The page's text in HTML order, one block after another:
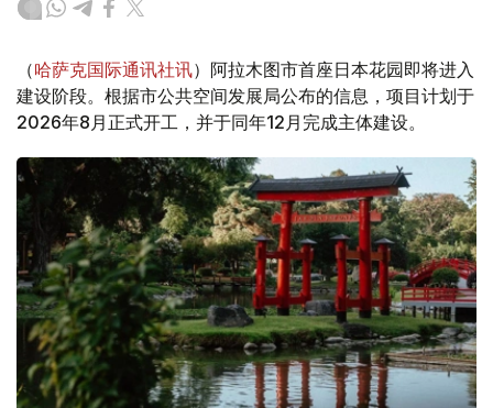
（哈萨克国际通讯社讯）阿拉木图市首座日本花园即将进入
建设阶段。根据市公共空间发展局公布的信息，项目计划于
2026年8月正式开工，并于同年12月完成主体建设。